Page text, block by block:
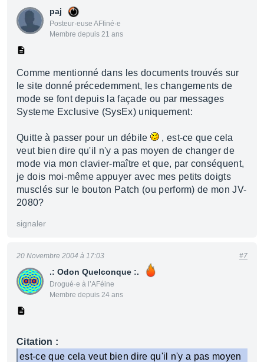
paj
Posteur·euse AFfiné·e
Membre depuis 21 ans
Comme mentionné dans les documents trouvés sur
le site donné précedemment, les changements de
mode se font depuis la façade ou par messages
Systeme Exclusive (SysEx) uniquement:
Quitte à passer pour un débile
, est-ce que cela
veut bien dire qu'il n'y a pas moyen de changer de
mode via mon clavier-maître et que, par conséquent,
je dois moi-même appuyer avec mes petits doigts
musclés sur le bouton Patch (ou perform) de mon JV-
2080?
signaler
.: Odon Quelconque :.
Drogué·e à l’AFéine
Membre depuis 24 ans
20 Novembre 2004 à 17:03 #7
Citation :
est-ce que cela veut bien dire qu'il n'y a pas moyen